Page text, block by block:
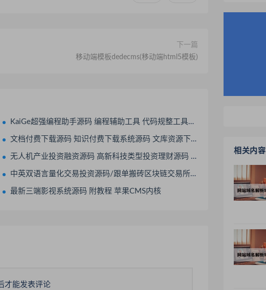
下一篇
移动端模板dedecms(移动端html5模板)
KaiGe超强编程助手源码 编程辅助工具 代码规整工具源码 web开源助手源码
文档付费下载源码 知识付费下载系统源码 文库资源下载系统源码
无人机产业投资融资源码 高新科技类型投资理财源码 无人机产品理财源码 投资理财系统源码
中英双语言量化交易投资源码/跟单搬砖区块链交易所源码/前端uniapp纯源码+后端
最新三端影视系统源码 附教程 苹果CMS内核
才能发表评论
相关内容